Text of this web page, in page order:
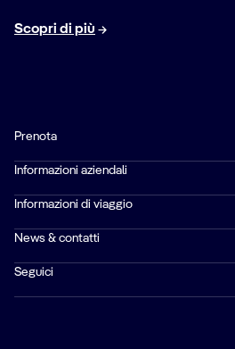
Scopri di più
Prenota
Informazioni aziendali
Informazioni di viaggio
News & contatti
Seguici